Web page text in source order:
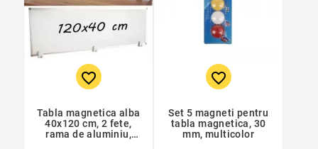
favorite_border
Tabla magnetica alba
40x120 cm, 2 fete,
rama de aluminiu,
favorite_border
Set 5 magneti pentru
tabla magnetica, 30
mm, multicolor